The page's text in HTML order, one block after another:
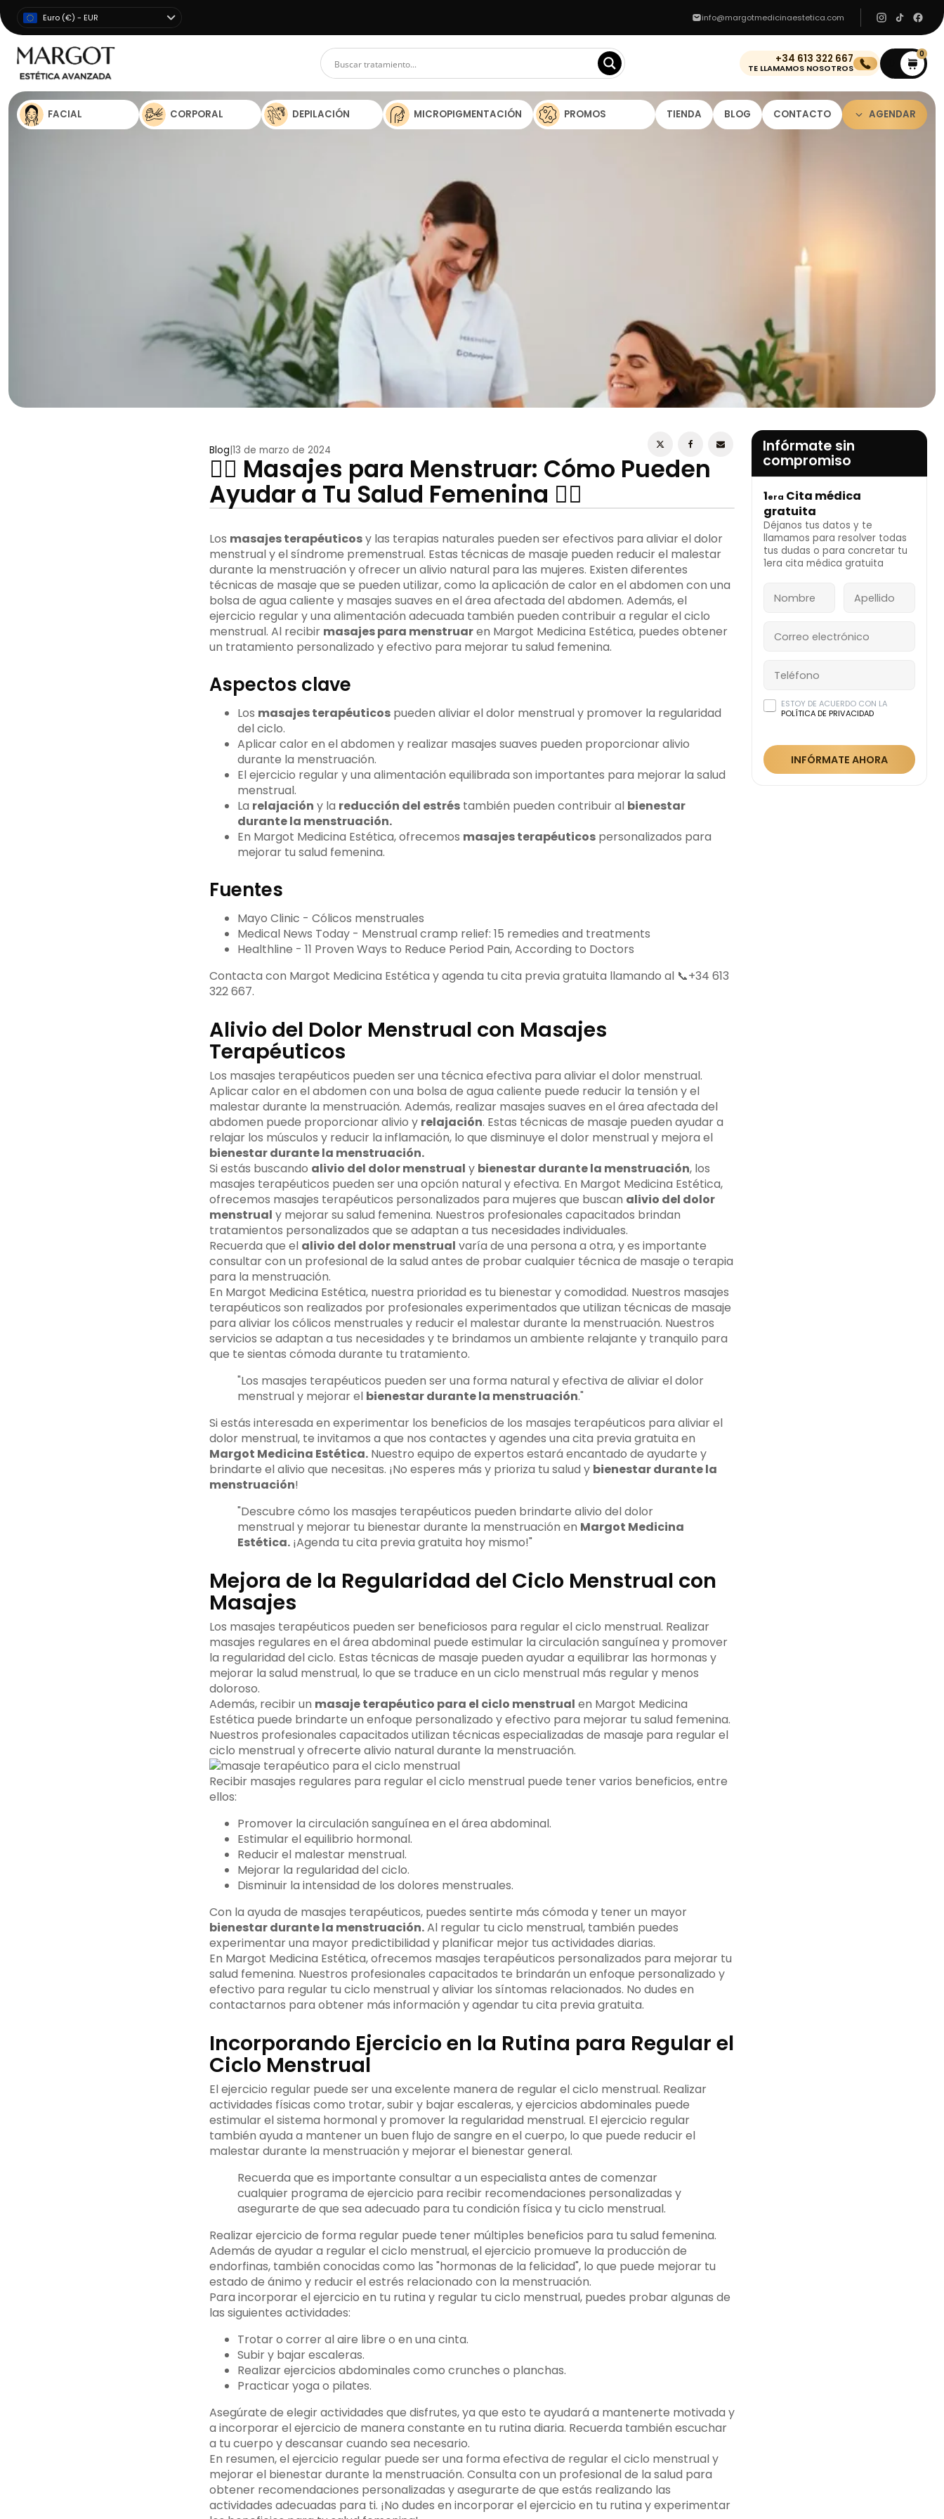
Euro (€) - EUR info@margotmedicinaestetica.com
+34 613 322 667
TE LLAMAMOS NOSOTROS
0
FACIAL CORPORAL DEPILACIÓN MICROPIGMENTACIÓN PROMOS TIENDA BLOG CONTACTO AGENDAR
ESTOY DE ACUERDO CON LA
PRIVACIDAD
INFÓRMATE AHORA
Blog 13 de marzo de 2024
💆‍♀️ Masajes para Menstruar: Cómo Pueden
Ayudar a Tu Salud Femenina 💆‍♀️
Los masajes terapéuticosy las terapias naturales pueden ser efectivos para aliviar el dolor
menstrual y el síndrome premenstrual. Estas técnicas de masaje pueden reducir el malestar
durante la menstruación y ofrecer un alivio natural para las mujeres. Existen diferentes
técnicas de masaje que se pueden utilizar, como la aplicación de calor en el abdomen con una
bolsa de agua caliente y masajes suaves en el área afectada del abdomen. Además, el
ejercicio regular y una alimentación adecuada también pueden contribuir a regular el ciclo
menstrual. Al recibir masajes para menstruaren Margot Medicina Estética, puedes obtener
un tratamiento personalizado y efectivo para mejorar tu salud femenina.
Aspectos clave
Los masajes terapéuticospueden aliviar el dolor menstrual y promover la regularidad
del ciclo.
Aplicar calor en el abdomen y realizar masajes suaves pueden proporcionar alivio
durante la menstruación.
El ejercicio regular y una alimentación equilibrada son importantes para mejorar la salud
menstrual.
La relajación y la reducción del estréstambién pueden contribuir al bienestar
durante la menstruación.
En Margot Medicina Estética, ofrecemos masajes terapéuticospersonalizados para
mejorar tu salud femenina.
Fuentes
Mayo Clinic - Cólicos menstruales
Medical News Today - Menstrual cramp relief: 15 remedies and treatments
Healthline - 11 Proven Ways to Reduce Period Pain, According to Doctors
Contacta con Margot Medicina Estética y agenda tu cita previa gratuita llamando al 📞+34 613
322 667.
Alivio del Dolor Menstrual con Masajes
Terapéuticos
Los masajes terapéuticos pueden ser una técnica efectiva para aliviar el dolor menstrual.
Aplicar calor en el abdomen con una bolsa de agua caliente puede reducir la tensión y el
malestar durante la menstruación. Además, realizar masajes suaves en el área afectada del
abdomen puede proporcionar alivio y relajación. Estas técnicas de masaje pueden ayudar a
relajar los músculos y reducir la inflamación, lo que disminuye el dolor menstrual y mejora el
bienestar durante la menstruación.
Si estás buscando alivio del dolor menstrual y bienestar durante la menstruación, los
masajes terapéuticos pueden ser una opción natural y efectiva. En Margot Medicina Estética,
ofrecemos masajes terapéuticos personalizados para mujeres que buscan alivio del dolor
menstrual y mejorar su salud femenina. Nuestros profesionales capacitados brindan
tratamientos personalizados que se adaptan a tus necesidades individuales.
Recuerda que el alivio del dolor menstrual varía de una persona a otra, y es importante
consultar con un profesional de la salud antes de probar cualquier técnica de masaje o terapia
para la menstruación.
En Margot Medicina Estética, nuestra prioridad es tu bienestar y comodidad. Nuestros masajes
terapéuticos son realizados por profesionales experimentados que utilizan técnicas de masaje
para aliviar los cólicos menstruales y reducir el malestar durante la menstruación. Nuestros
servicios se adaptan a tus necesidades y te brindamos un ambiente relajante y tranquilo para
que te sientas cómoda durante tu tratamiento.
"Los masajes terapéuticos pueden ser una forma natural y efectiva de aliviar el dolor
menstrual y mejorar el bienestar durante la menstruación."
Si estás interesada en experimentar los beneficios de los masajes terapéuticos para aliviar el
dolor menstrual, te invitamos a que nos contactes y agendes una cita previa gratuita en
Margot Medicina Estética.Nuestro equipo de expertos estará encantado de ayudarte y
brindarte el alivio que necesitas. ¡No esperes más y prioriza tu salud y bienestar durante la
menstruación!
"Descubre cómo los masajes terapéuticos pueden brindarte alivio del dolor
menstrual y mejorar tu bienestar durante la menstruación en Margot Medicina
Estética.¡Agenda tu cita previa gratuita hoy mismo!"
Mejora de la Regularidad del Ciclo Menstrual con
Masajes
Los masajes terapéuticos pueden ser beneficiosos para regular el ciclo menstrual. Realizar
masajes regulares en el área abdominal puede estimular la circulación sanguínea y promover
la regularidad del ciclo. Estas técnicas de masaje pueden ayudar a equilibrar las hormonas y
mejorar la salud menstrual, lo que se traduce en un ciclo menstrual más regular y menos
doloroso.
Además, recibir un masaje terapéutico para el ciclo menstrual en Margot Medicina
Estética puede brindarte un enfoque personalizado y efectivo para mejorar tu salud femenina.
Nuestros profesionales capacitados utilizan técnicas especializadas de masaje para regular el
ciclo menstrual y ofrecerte alivio natural durante la menstruación.
Recibir masajes regulares para regular el ciclo menstrual puede tener varios beneficios, entre
ellos:
Promover la circulación sanguínea en el área abdominal.
Estimular el equilibrio hormonal.
Reducir el malestar menstrual.
Mejorar la regularidad del ciclo.
Disminuir la intensidad de los dolores menstruales.
Con la ayuda de masajes terapéuticos, puedes sentirte más cómoda y tener un mayor
bienestar durante la menstruación.Al regular tu ciclo menstrual, también puedes
experimentar una mayor predictibilidad y planificar mejor tus actividades diarias.
En Margot Medicina Estética, ofrecemos masajes terapéuticos personalizados para mejorar tu
salud femenina. Nuestros profesionales capacitados te brindarán un enfoque personalizado y
efectivo para regular tu ciclo menstrual y aliviar los síntomas relacionados. No dudes en
contactarnos para obtener más información y agendar tu cita previa gratuita.
Incorporando Ejercicio en la Rutina para Regular el
Ciclo Menstrual
El ejercicio regular puede ser una excelente manera de regular el ciclo menstrual. Realizar
actividades físicas como trotar, subir y bajar escaleras, y ejercicios abdominales puede
estimular el sistema hormonal y promover la regularidad menstrual. El ejercicio regular
también ayuda a mantener un buen flujo de sangre en el cuerpo, lo que puede reducir el
malestar durante la menstruación y mejorar el bienestar general.
Recuerda que es importante consultar a un especialista antes de comenzar
cualquier programa de ejercicio para recibir recomendaciones personalizadas y
asegurarte de que sea adecuado para tu condición física y tu ciclo menstrual.
Realizar ejercicio de forma regular puede tener múltiples beneficios para tu salud femenina.
Además de ayudar a regular el ciclo menstrual, el ejercicio promueve la producción de
endorfinas, también conocidas como las "hormonas de la felicidad", lo que puede mejorar tu
estado de ánimo y reducir el estrés relacionado con la menstruación.
Para incorporar el ejercicio en tu rutina y regular tu ciclo menstrual, puedes probar algunas de
las siguientes actividades:
Trotar o correr al aire libre o en una cinta.
Subir y bajar escaleras.
Realizar ejercicios abdominales como crunches o planchas.
Practicar yoga o pilates.
Asegúrate de elegir actividades que disfrutes, ya que esto te ayudará a mantenerte motivada y
a incorporar el ejercicio de manera constante en tu rutina diaria. Recuerda también escuchar
a tu cuerpo y descansar cuando sea necesario.
En resumen, el ejercicio regular puede ser una forma efectiva de regular el ciclo menstrual y
mejorar el bienestar durante la menstruación. Consulta con un profesional de la salud para
obtener recomendaciones personalizadas y asegurarte de que estás realizando las
actividades adecuadas para ti. ¡No dudes en incorporar el ejercicio en tu rutina y experimentar
Infórmate sin
compromiso
1era Cita médica
gratuita
Déjanos tus datos y te
llamamos para resolver todas
tus dudas o para concretar tu
1era cita médica gratuita
ESTOY DE ACUERDO CON LA
POLÍTICA DE PRIVACIDAD
INFÓRMATE AHORA